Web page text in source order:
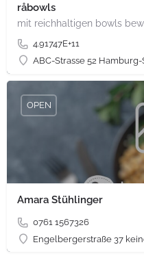
råbowls
4.91747E+11
ABC-Strasse 52
Amara Stühlinger
0761 1567326
Engelbergerstraße 37
OPEN